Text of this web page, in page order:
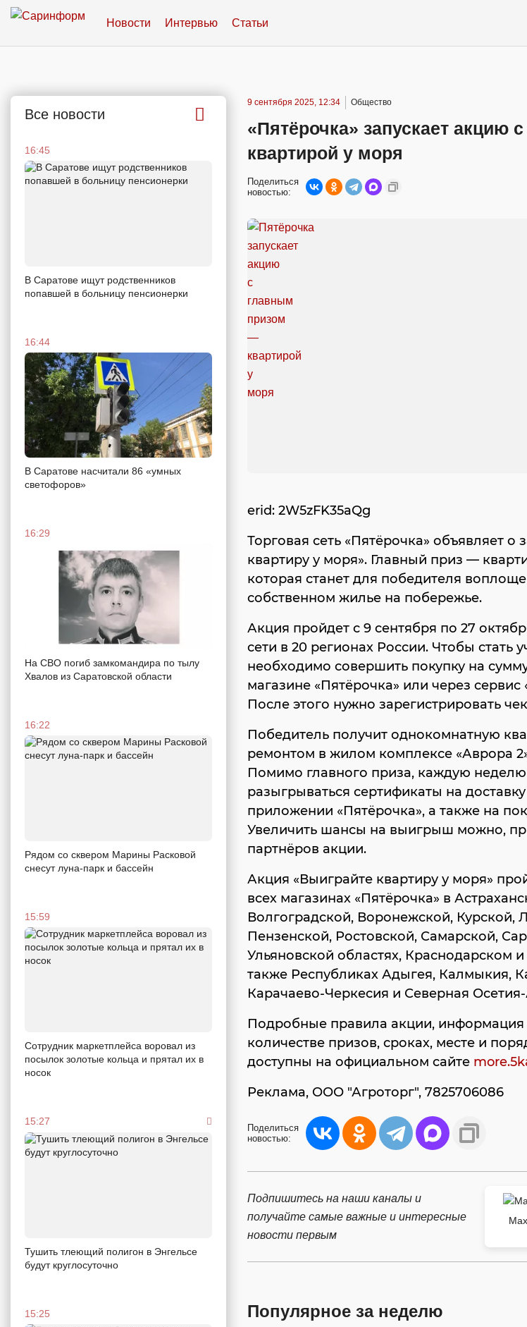
Новости Интервью Статьи
Все новости
16:45
В Саратове ищут родственников
попавшей в больницу пенсионерки
16:44
В Саратове насчитали 86 «умных
светофоров»
16:29
На СВО погиб замкомандира по тылу
Хвалов из Саратовской области
16:22
Рядом со сквером Марины Расковой
снесут луна-парк и бассейн
15:59
Сотрудник маркетплейса воровал из
посылок золотые кольца и прятал их в
носок
15:27
Тушить тлеющий полигон в Энгельсе
будут круглосуточно
15:25
9 сентября 2025, 12:34 Общество
«Пятёрочка» запускает акцию
квартирой у моря
Поделиться
новостью:
erid: 2W5zFK35aQg
Торговая сеть «Пятёрочка» объявляет о
квартиру у моря». Главный приз —
которая станет для победителя
собственном жилье на побережье.
Акция пройдет с 9 сентября по 27
сети в 20 регионах России. Чтобы стать
необходимо совершить покупку на
магазине «Пятёрочка» или через сервис
После этого нужно зарегистрировать
Победитель получит однокомнатную
ремонтом в жилом комплексе «Аврора
Помимо главного приза, каждую неделю
разыгрываться сертификаты на
приложении «Пятёрочка», а также на
Увеличить шансы на выигрыш можно,
партнёров акции.
Акция «Выиграйте квартиру у моря»
всех магазинах «Пятёрочка» в
Волгоградской, Воронежской, Курской,
Пензенской, Ростовской, Самарской,
Ульяновской областях, Краснодарском
также Республиках Адыгея, Калмыкия,
Карачаево-Черкесия и Северная
Подробные правила акции, информация
количестве призов, сроках, месте и
доступны на официальном сайте
Реклама, ООО "Агроторг", 7825706086
Поделиться
новостью:
Подпишитесь на наши каналы и
получайте самые важные и интересные
новости первым
Max
Популярное за неделю